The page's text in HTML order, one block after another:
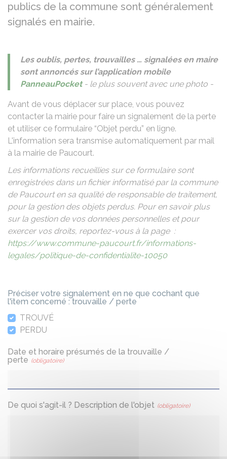
publics de la commune sont généralement
signalés en mairie.
Les oublis, pertes, trouvailles … signalées en maire
sont annoncés sur l’application mobile
PanneauPocket - le plus souvent avec une photo -
Avant de vous déplacer sur place, vous pouvez
contacter la mairie pour faire un signalement de la perte
et utiliser ce formulaire “Objet perdu” en ligne.
L'information sera transmise automatiquement par mail
à la mairie de Paucourt.
Les informations recueillies sur ce formulaire sont
enregistrées dans un fichier informatisé par la commune
de Paucourt en sa qualité de responsable de traitement,
pour la gestion des objets perdus. Pour en savoir plus
sur la gestion de vos données personnelles et pour
exercer vos droits, reportez-vous à la page :
https://www.commune-paucourt.fr/informations-
legales/politique-de-confidentialite-10050
Préciser votre signalement en ne que cochant que
l'item concerné : trouvaille / perte
TROUVÉ
PERDU
Date et horaire présumés de la trouvaille /
perte (obligatoire)
De quoi s'agit-il ? Description de l'objet (obligatoire)